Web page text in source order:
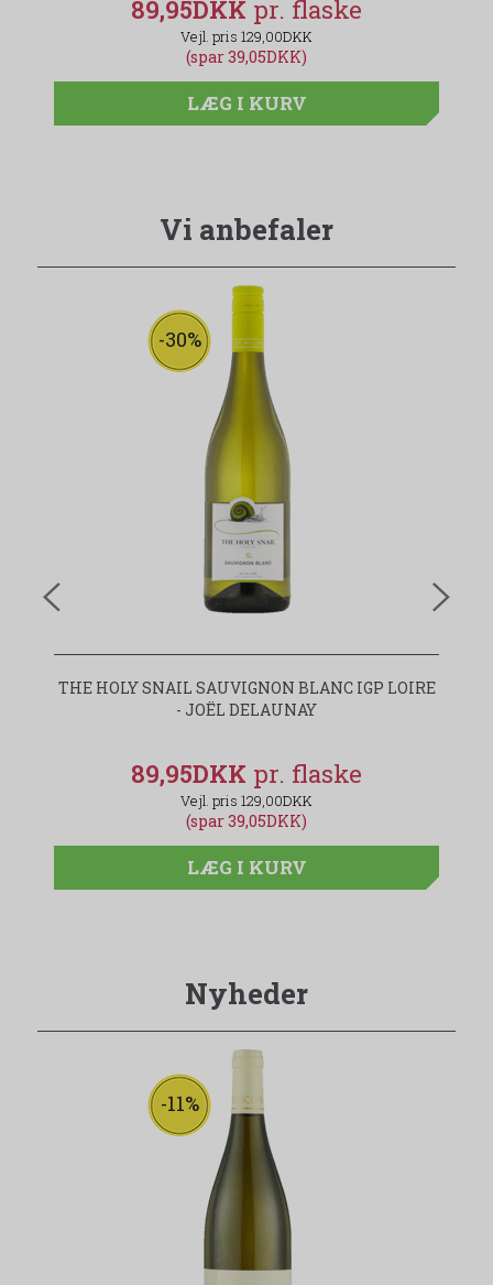
89,95DKK
129,00DKK
(spar 39,05DKK)
LÆG I KURV
Vi anbefaler
-30%
THE HOLY SNAIL SAUVIGNON BLANC IGP LOIRE
- JOËL DELAUNAY
89,95DKK
129,00DKK
(spar 39,05DKK)
LÆG I KURV
Nyheder
-11%